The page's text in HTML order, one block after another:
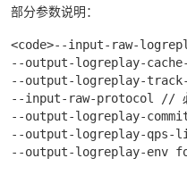
部分参数说明：
<code>--input-raw-
--output-logreplay-cache-
--output-logreplay-
--input-raw-protocol // 必
--output-logreplay-
--output-logreplay-qps-
--output-logreplay-env